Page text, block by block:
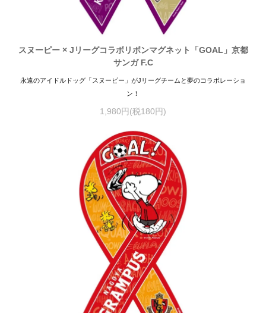
スヌーピー × Jリーグコラボリボンマグネット「GOAL」京都
サンガ F.C
永遠のアイドルドッグ「スヌーピー」がJリーグチームと夢のコラボレーショ
ン！
1,980円(税180円)